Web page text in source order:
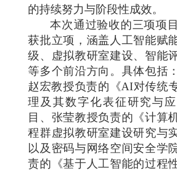
的持续努力与阶段性成效。
本次通过验收的三项项
获批立项，涵盖人工智能赋
级、虚拟教研室建设、智能
等多个前沿方向。具体包括
赵宏教授负责的《AI对传统
理及其数字化表征研究与
目、张莹教授负责的《计算
程群虚拟教研室建设研究与
以及密码与网络空间安全学
责的《基于人工智能的过程